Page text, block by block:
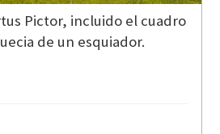
Pictor, incluido el cuadro
de un esquiador.